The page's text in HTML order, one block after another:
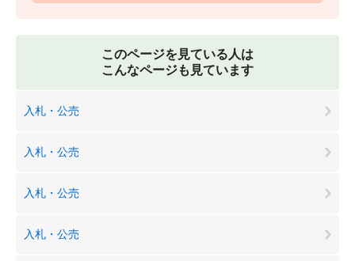
このページを見ている人は
こんなページも見ています
入札・公売
入札・公売
入札・公売
入札・公売